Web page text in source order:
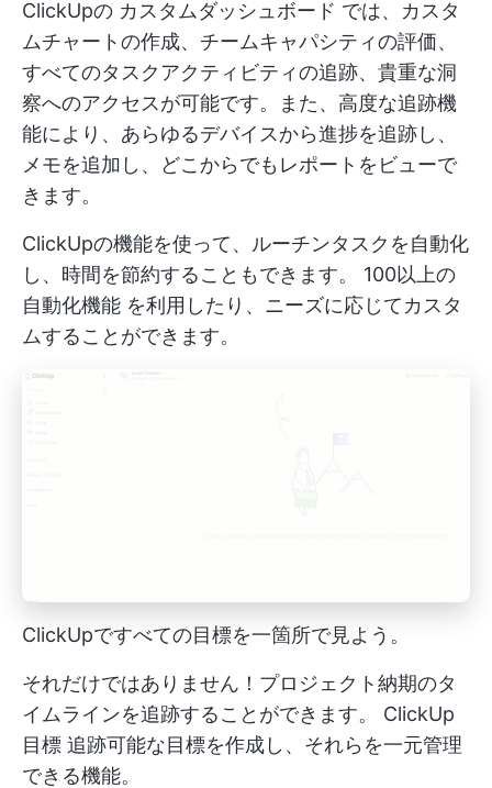
ClickUpの カスタムダッシュボード では、カスタ
ムチャートの作成、チームキャパシティの評価、
すべてのタスクアクティビティの追跡、貴重な洞
察へのアクセスが可能です。また、高度な追跡機
能により、あらゆるデバイスから進捗を追跡し、
メモを追加し、どこからでもレポートをビューで
きます。
ClickUpの機能を使って、ルーチンタスクを自動化
し、時間を節約することもできます。 100以上の
自動化機能 を利用したり、ニーズに応じてカスタ
ムすることができます。
ClickUpですべての目標を一箇所で見よう。
それだけではありません！プロジェクト納期のタ
イムラインを追跡することができます。 ClickUp
目標 追跡可能な目標を作成し、それらを一元管理
できる機能。